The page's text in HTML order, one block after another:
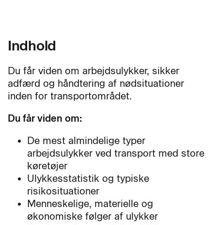
Indhold
Du får viden om arbejdsulykker, sikker
adfærd og håndtering af nødsituationer
inden for transportområdet.
Du får viden om:
De mest almindelige typer
arbejdsulykker ved transport med store
køretøjer
Ulykkesstatistik og typiske
risikosituationer
Menneskelige, materielle og
økonomiske følger af ulykker